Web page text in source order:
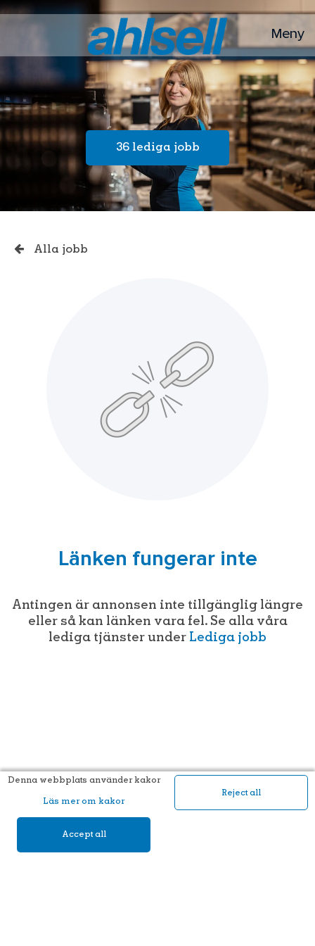
36 lediga jobb
Meny
Alla jobb
Länken fungerar inte
Antingen är annonsen inte tillgänglig längre
eller så kan länken vara fel. Se alla våra
lediga tjänster under Lediga jobb
Denna webbplats använder kakor
Läs mer om kakor
Accept all
Reject all